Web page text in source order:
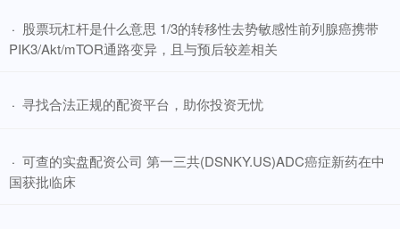
· ​股票玩杠杆是什么意思 1/3的转移性去势敏感性前列腺癌携带
PIK3/Akt/mTOR通路变异，且与预后较差相关
· ​寻找合法正规的配资平台，助你投资无忧
· ​可查的实盘配资公司 第一三共(DSNKY.US)ADC癌症新药在中
国获批临床